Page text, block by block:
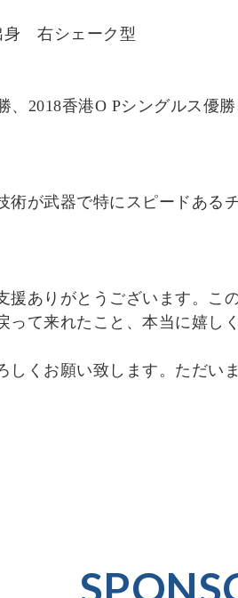
身 右シェーク型
、2018香港O Pシングルス優
術が武器で特にスピードある
援ありがとうございます。こ
って来れたこと、本当に嬉し
くお願い致します。ただい